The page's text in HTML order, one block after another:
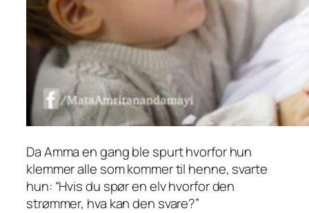
Da Amma en gang ble spurt hvorfor hun
klemmer alle som kommer til henne, svarte
hun: “Hvis du spør en elv hvorfor den
strømmer, hva kan den svare?”